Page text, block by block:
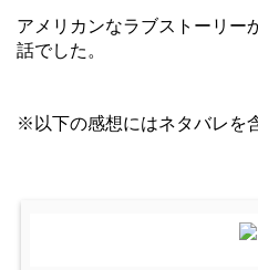
アメリカンなラブストーリー
話でした。
※以下の感想にはネタバレを